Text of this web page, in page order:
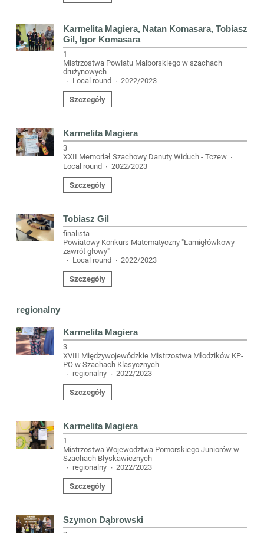
Karmelita Magiera, Natan Komasara, Tobiasz
Gil, Igor Komasara
1
Mistrzostwa Powiatu Malborskiego w szachach
drużynowych
· Local round · 2022/2023
Szczegóły
Karmelita Magiera
3
XXII Memoriał Szachowy Danuty Widuch - Tczew ·
Local round · 2022/2023
Szczegóły
Tobiasz Gil
finalista
Powiatowy Konkurs Matematyczny "Łamigłówkowy
zawrót głowy"
· Local round · 2022/2023
Szczegóły
regionalny
Karmelita Magiera
3
XVIII Międzywojewódzkie Mistrzostwa Młodzików KP-
PO w Szachach Klasycznych
· regionalny · 2022/2023
Szczegóły
Karmelita Magiera
1
Mistrzostwa Wojewodztwa Pomorskiego Juniorów w
Szachach Błyskawicznych
· regionalny · 2022/2023
Szczegóły
Szymon Dąbrowski